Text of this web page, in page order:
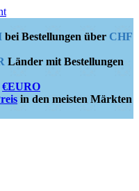
bei Bestellungen über CHF
Länder mit Bestellungen
€EURO
in den meisten Märkten